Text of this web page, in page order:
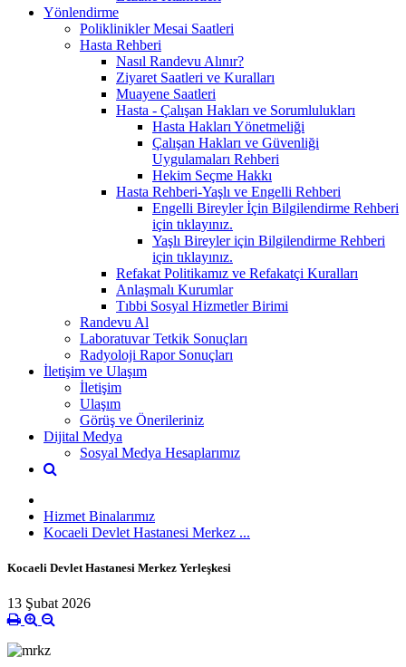
Yönlendirme
Poliklinikler Mesai Saatleri
Hasta Rehberi
Nasıl Randevu Alınır?
Ziyaret Saatleri ve Kuralları
Muayene Saatleri
Hasta - Çalışan Hakları ve Sorumlulukları
Hasta Hakları Yönetmeliği
Çalışan Hakları ve Güvenliği
Uygulamaları Rehberi
Hekim Seçme Hakkı
Hasta Rehberi-Yaşlı ve Engelli Rehberi
Engelli Bireyler İçin Bilgilendirme Rehberi
için tıklayınız.
Yaşlı Bireyler için Bilgilendirme Rehberi
için tıklayınız.
Refakat Politikamız ve Refakatçi Kuralları
Anlaşmalı Kurumlar
Tıbbi Sosyal Hizmetler Birimi
Randevu Al
Laboratuvar Tetkik Sonuçları
Radyoloji Rapor Sonuçları
İletişim ve Ulaşım
İletişim
Ulaşım
Görüş ve Önerileriniz
Dijital Medya
Sosyal Medya Hesaplarımız
Hizmet Binalarımız
Kocaeli Devlet Hastanesi Merkez ...
Kocaeli Devlet Hastanesi Merkez Yerleşkesi
13 Şubat 2026